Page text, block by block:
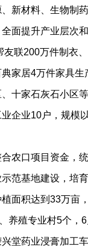
新材料、生物制
面提升产业层次
联200万件制衣
家居4万件家具
十家石灰石小区
企业10户，规模
口项目资金，统
范基地建设，培
面积达到33万亩
养殖专业村5个，
堂药业浸膏加工